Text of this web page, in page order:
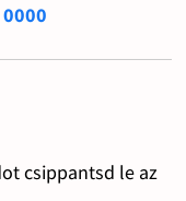
csippantsd le az